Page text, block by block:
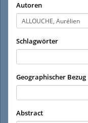
Autoren
Schlagwörter
Geographischer Bezug
Abstract